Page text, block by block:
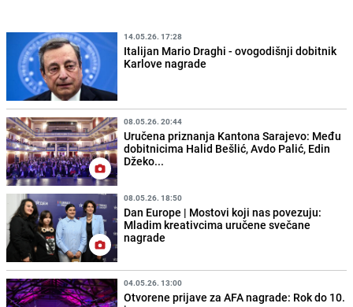
14.05.26. 17:28
Italijan Mario Draghi - ovogodišnji dobitnik
Karlove nagrade
08.05.26. 20:44
Uručena priznanja Kantona Sarajevo: Među
dobitnicima Halid Bešlić, Avdo Palić, Edin
Džeko...
08.05.26. 18:50
Dan Europe | Mostovi koji nas povezuju:
Mladim kreativcima uručene svečane
nagrade
04.05.26. 13:00
Otvorene prijave za AFA nagrade: Rok do 10.